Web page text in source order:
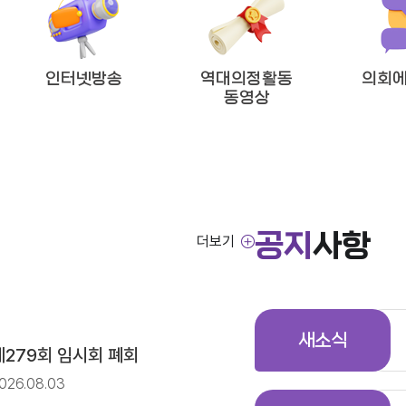
제공무원 채용시험 최종합격자 공고
인터넷방송
역대의정활동
동영상
의회
279회 임시회 폐회
더보기 공지 사항
새소식